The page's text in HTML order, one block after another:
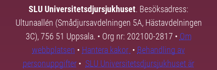
SLU Universitetsdjursjukhuset. Besöksadress:
Ultunaallén (Smådjursavdelningen 5A, Hästavdelningen
3C), 756 51 Uppsala. • Org nr: 202100-2817 • Om
webbplatsen • Hantera kakor • Behandling av
personuppgifter • SLU Universitetsdjursjukhuset är